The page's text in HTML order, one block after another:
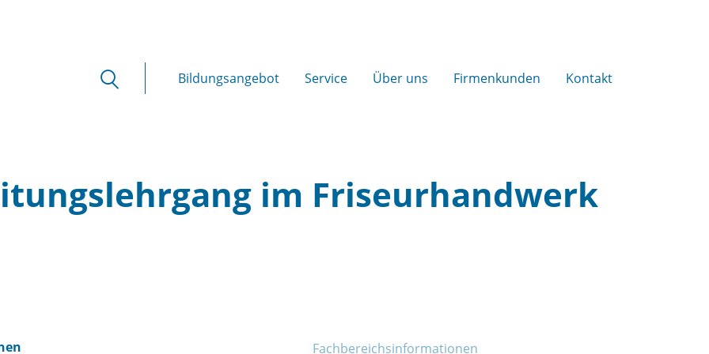
Bildungsangebot
Service Über uns Firmenkunden Kontakt
im Friseurhandwerk
Fachbereichs­informationen